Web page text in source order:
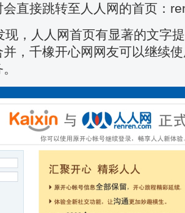
直接跳转至人人网的首页：
现，人人网首页有显著的文字
并，千橡开心网网友可以继续